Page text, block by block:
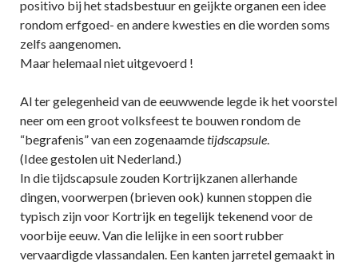
positivo bij het stadsbestuur en geijkte organen een idee
rondom erfgoed- en andere kwesties en die worden soms
zelfs aangenomen.
Maar helemaal niet uitgevoerd !
Al ter gelegenheid van de eeuwwende legde ik het voorstel
neer om een groot volksfeest te bouwen rondom de
“begrafenis” van een zogenaamdetijdscapsule.
(Idee gestolen uit Nederland.)
In die tijdscapsule zouden Kortrijkzanen allerhande
dingen, voorwerpen (brieven ook) kunnen stoppen die
typisch zijn voor Kortrijk en tegelijk tekenend voor de
voorbije eeuw. Van die lelijke in een soort rubber
vervaardigde vlassandalen. Een kanten jarretel gemaakt in